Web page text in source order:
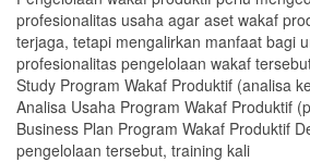
profesionalitas usaha agar aset wakaf
terjaga, tetapi mengalirkan manfaat bagi
profesionalitas pengelolaan wakaf
Study Program Wakaf Produktif (analisa
Analisa Usaha Program Wakaf Produktif
Business Plan Program Wakaf Produktif
pengelolaan tersebut, training kali